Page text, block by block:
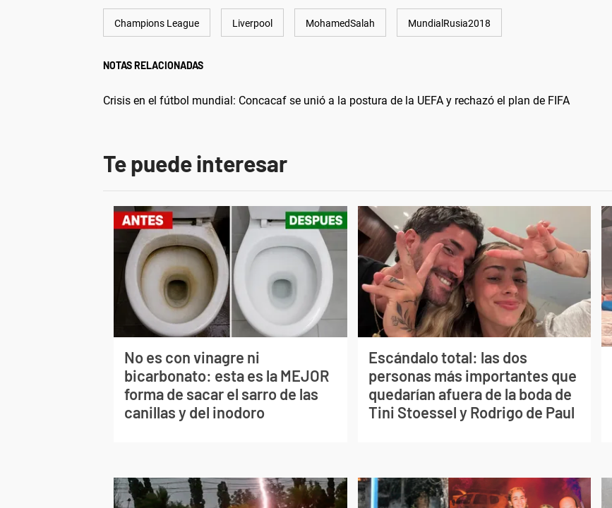
Champions League Liverpool MohamedSalah MundialRusia2018
NOTAS RELACIONADAS
Crisis en el fútbol mundial: Concacaf se unió a la postura de la UEFA y rechazó el plan de FIFA
Te puede interesar
No es con vinagre ni
bicarbonato: esta es la MEJOR
forma de sacar el sarro de las
canillas y del inodoro
Escándalo total: las dos
personas más importantes que
quedarían afuera de la boda de
Tini Stoessel y Rodrigo de Paul